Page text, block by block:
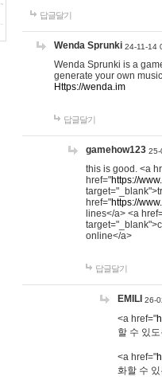
답글달기
Wenda Sprunki 24-11-14
Wenda Sprunki is a
generate your own
Https://wenda.im
답글달기
gamehow123 25-
this is good. <a
href="https://
href="https://
lines</a> <a
online</a>
답글달기
EMILI 26-
<a href="
할 수 있
<a href="
화할 수